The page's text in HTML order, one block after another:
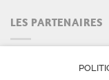
LES PARTENAIRES